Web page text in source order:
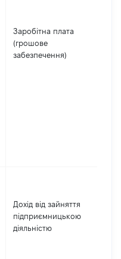
Заробітна плата
(грошове
забезпечення)
Дохід від зайняття
підприємницькою
діяльністю